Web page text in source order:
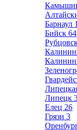
Барнаул
Бийск 64
Липецк
Елец 26
Грязи 3